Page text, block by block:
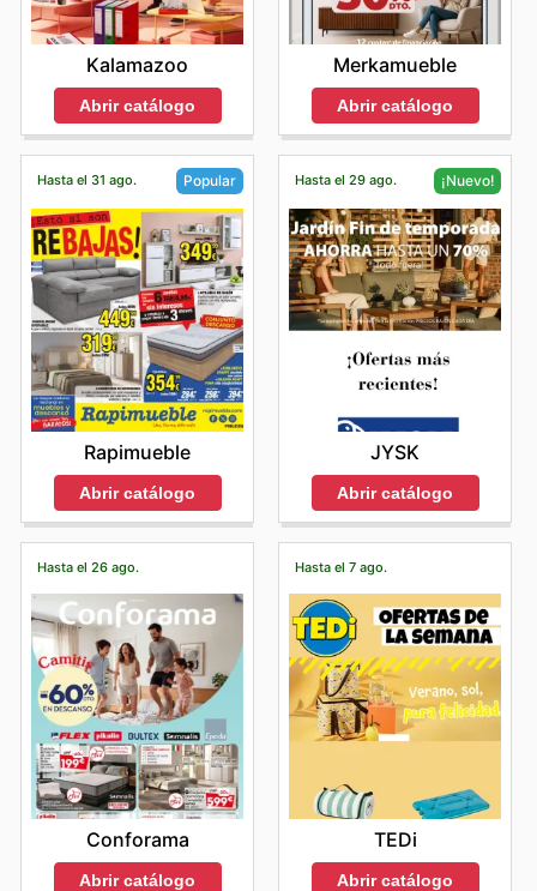
Kalamazoo
Abrir catálogo
Merkamueble
Abrir catálogo
Hasta el 31 ago. Popular
Rapimueble
Abrir catálogo
Hasta el 29 ago. ¡Nuevo!
JYSK
Abrir catálogo
Hasta el 26 ago.
Conforama
Abrir catálogo
Hasta el 7 ago.
TEDi
Abrir catálogo